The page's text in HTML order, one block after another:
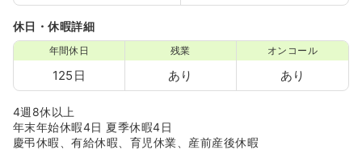
休日・休暇詳細
年間休日
125日
残業
あり
オンコール
あり
4週8休以上
年末年始休暇4日 夏季休暇4日
慶弔休暇、有給休暇、育児休業、産前産後休暇